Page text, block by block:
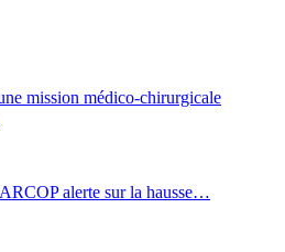
mission médico-chirurgicale
alerte sur la hausse…